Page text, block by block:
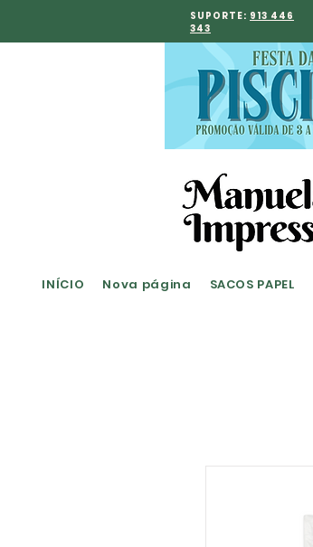
SUPORTE: 913 446
343
INÍCIO Nova página SACOS PAPEL